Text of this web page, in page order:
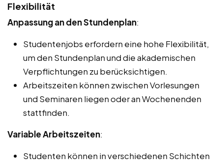
Flexibilität
Anpassung an den Stundenplan:
Studentenjobs erfordern eine hohe Flexibilität,
um den Stundenplan und die akademischen
Verpflichtungen zu berücksichtigen.
Arbeitszeiten können zwischen Vorlesungen
und Seminaren liegen oder an Wochenenden
stattfinden.
Variable Arbeitszeiten:
Studenten können in verschiedenen Schichten